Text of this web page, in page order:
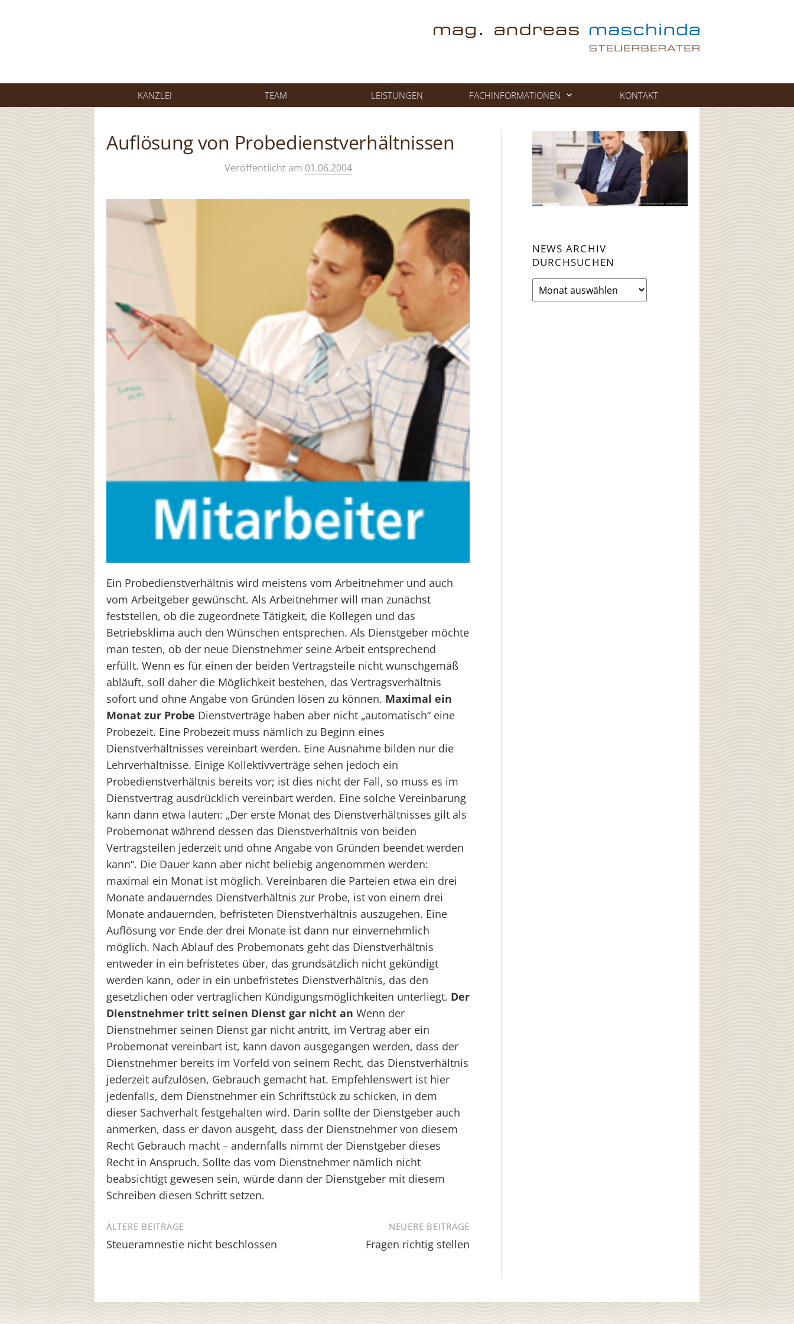
KANZLEI TEAM LEISTUNGEN FACHINFORMATIONEN KONTAKT
Auflösung von Probedienstverhältnissen
Veröffentlichtam 01.06.2004
Ein Probedienstverhältnis wird meistens vom Arbeitnehmer und auch
vom Arbeitgeber gewünscht. Als Arbeitnehmer will man zunächst
feststellen, ob die zugeordnete Tätigkeit, die Kollegen und das
Betriebsklima auch den Wünschen entsprechen. Als Dienstgeber möchte
man testen, ob der neue Dienstnehmer seine Arbeit entsprechend
erfüllt. Wenn es für einen der beiden Vertragsteile nicht wunschgemäß
abläuft, soll daher die Möglichkeit bestehen, das Vertragsverhältnis
sofort und ohne Angabe von Gründen lösen zu können. Maximal ein
Monat zur Probe Dienstverträge haben aber nicht „automatisch“ eine
Probezeit. Eine Probezeit muss nämlich zu Beginn eines
Dienstverhältnisses vereinbart werden. Eine Ausnahme bilden nur die
Lehrverhältnisse. Einige Kollektivverträge sehen jedoch ein
Probedienstverhältnis bereits vor; ist dies nicht der Fall, so muss es im
Dienstvertrag ausdrücklich vereinbart werden. Eine solche Vereinbarung
kann dann etwa lauten: „Der erste Monat des Dienstverhältnisses gilt als
Probemonat während dessen das Dienstverhältnis von beiden
Vertragsteilen jederzeit und ohne Angabe von Gründen beendet werden
kann“. Die Dauer kann aber nicht beliebig angenommen werden:
maximal ein Monat ist möglich. Vereinbaren die Parteien etwa ein drei
Monate andauerndes Dienstverhältnis zur Probe, ist von einem drei
Monate andauernden, befristeten Dienstverhältnis auszugehen. Eine
Auflösung vor Ende der drei Monate ist dann nur einvernehmlich
möglich. Nach Ablauf des Probemonats geht das Dienstverhältnis
entweder in ein befristetes über, das grundsätzlich nicht gekündigt
werden kann, oder in ein unbefristetes Dienstverhältnis, das den
gesetzlichen oder vertraglichen Kündigungsmöglichkeiten unterliegt. Der
Dienstnehmer tritt seinen Dienst gar nicht an Wenn der
Dienstnehmer seinen Dienst gar nicht antritt, im Vertrag aber ein
Probemonat vereinbart ist, kann davon ausgegangen werden, dass der
Dienstnehmer bereits im Vorfeld von seinem Recht, das Dienstverhältnis
jederzeit aufzulösen, Gebrauch gemacht hat. Empfehlenswert ist hier
jedenfalls, dem Dienstnehmer ein Schriftstück zu schicken, in dem
dieser Sachverhalt festgehalten wird. Darin sollte der Dienstgeber auch
anmerken, dass er davon ausgeht, dass der Dienstnehmer von diesem
Recht Gebrauch macht – andernfalls nimmt der Dienstgeber dieses
Recht in Anspruch. Sollte das vom Dienstnehmer nämlich nicht
beabsichtigt gewesen sein, würde dann der Dienstgeber mit diesem
Schreiben diesen Schritt setzen.
Beitragsnavigation
ÄLTERE BEITRÄGE
Steueramnestie nicht beschlossen
NEUERE BEITRÄGE
Fragen richtig stellen
NEWS ARCHIV
DURCHSUCHEN
News
Archiv